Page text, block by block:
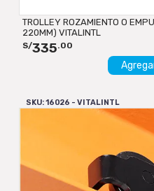
TROLLEY ROZAMIENTO O
220MM) VITALINTL
S/335.00
SKU: 16026 - VITALINTL